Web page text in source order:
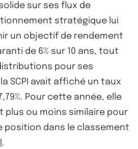
sur ses flux de
stratégique lui
un objectif de rendement
de 6% sur 10 ans, tout
pour ses
SCPI avait affiché un taux
Pour cette année, elle
plus ou moins similaire pour
position dans le classement
.